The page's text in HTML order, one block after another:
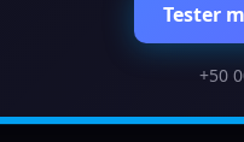
Tester
+50